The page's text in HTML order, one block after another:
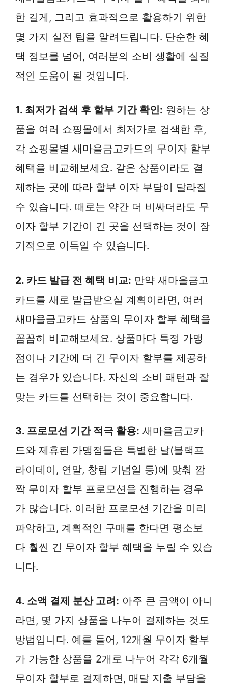
한 길게, 그리고 효과적으로 활용하기 위한
몇 가지 실전 팁을 알려드립니다. 단순한 혜
택 정보를 넘어, 여러분의 소비 생활에 실질
적인 도움이 될 것입니다.
1. 최저가 검색 후 할부 기간 확인: 원하는 상
품을 여러 쇼핑몰에서 최저가로 검색한 후,
각 쇼핑몰별 새마을금고카드의 무이자 할부
혜택을 비교해보세요. 같은 상품이라도 결
제하는 곳에 따라 할부 이자 부담이 달라질
수 있습니다. 때로는 약간 더 비싸더라도 무
이자 할부 기간이 긴 곳을 선택하는 것이 장
기적으로 이득일 수 있습니다.
2. 카드 발급 전 혜택 비교: 만약 새마을금고
카드를 새로 발급받으실 계획이라면, 여러
새마을금고카드 상품의 무이자 할부 혜택을
꼼꼼히 비교해보세요. 상품마다 특정 가맹
점이나 기간에 더 긴 무이자 할부를 제공하
는 경우가 있습니다. 자신의 소비 패턴과 잘
맞는 카드를 선택하는 것이 중요합니다.
3. 프로모션 기간 적극 활용: 새마을금고카
드와 제휴된 가맹점들은 특별한 날(블랙프
라이데이, 연말, 창립 기념일 등)에 맞춰 깜
짝 무이자 할부 프로모션을 진행하는 경우
가 많습니다. 이러한 프로모션 기간을 미리
파악하고, 계획적인 구매를 한다면 평소보
다 훨씬 긴 무이자 할부 혜택을 누릴 수 있습
니다.
4. 소액 결제 분산 고려: 아주 큰 금액이 아니
라면, 몇 가지 상품을 나누어 결제하는 것도
방법입니다. 예를 들어, 12개월 무이자 할부
가 가능한 상품을 2개로 나누어 각각 6개월
무이자 할부로 결제하면, 매달 지출 부담을